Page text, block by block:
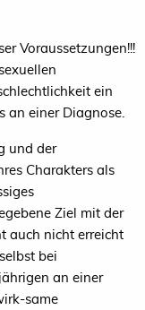
Voraussetzungen!!!
ein
an einer Diagnose.
und der
Charakters als
Ziel mit der
auch nicht erreicht
bei
an einer
same